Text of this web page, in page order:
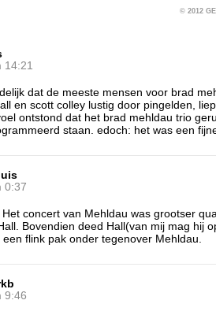
© 2012
14:21
dat de meeste mensen voor brad
en scott colley lustig door pingelden,
ontstond dat het brad mehldau trio
staan. edoch: het was een
0:37
concert van Mehldau was grootser
Bovendien deed Hall(van mij mag hij
flink pak onder tegenover Mehldau.
9:46